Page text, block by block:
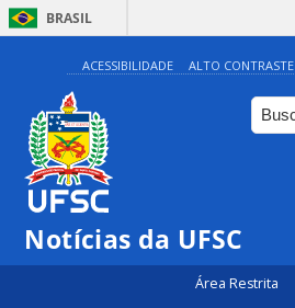
BRASIL
ACESSIBILIDADE ALTO CONTRASTE
Notícias da UFSC
Área Restrita